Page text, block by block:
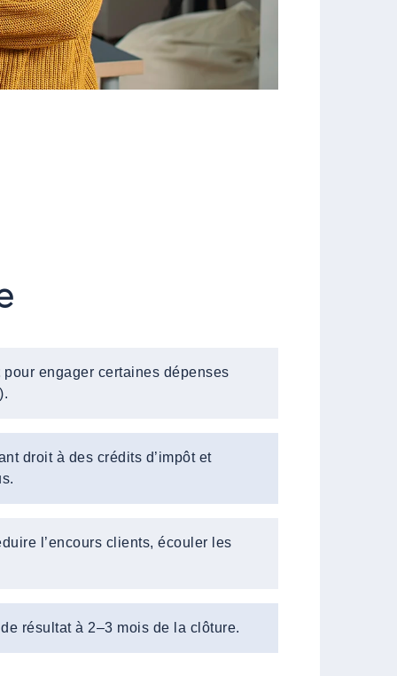
pour engager certaines dépenses
droit à des crédits d’impôt et
l’encours clients, écouler les
résultat à 2–3 mois de la clôture.